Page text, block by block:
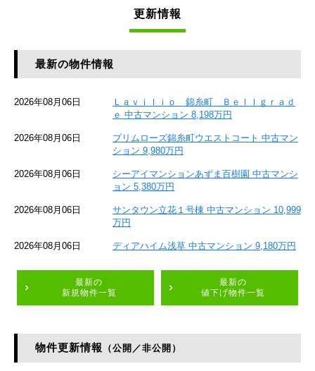
更新情報
最新の物件情報
2026年08月06日
Ｌａｖｉｌｉｏ 錦糸町 Ｂｅｌｌｇｒａｄ
ｅ 中古マンション 8,198万円
2026年08月06日
プリムローズ錦糸町ウエストコート 中古マン
ション 9,980万円
2026年08月06日
シーアイマンションあずま百樹園 中古マンシ
ョン 5,380万円
2026年08月06日
サンタウン立花１号棟 中古マンション 10,999
万円
2026年08月06日 ディアハイム浅草 中古マンション 9,180万円
最新の
新規物件一覧
最新の
値下げ物件一覧
物件更新情報 （公開／非公開）